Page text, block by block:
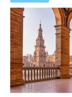
Nuit à quai.